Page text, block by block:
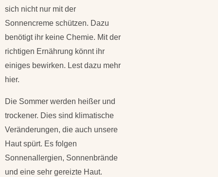
sich nicht nur mit der
Sonnencreme schützen. Dazu
benötigt ihr keine Chemie. Mit der
richtigen Ernährung könnt ihr
einiges bewirken. Lest dazu mehr
hier.
Die Sommer werden heißer und
trockener. Dies sind klimatische
Veränderungen, die auch unsere
Haut spürt. Es folgen
Sonnenallergien, Sonnenbrände
und eine sehr gereizte Haut.